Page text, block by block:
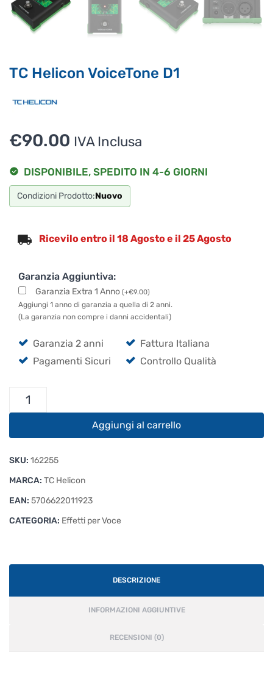
TC Helicon VoiceTone D1
€90.00 IVA Inclusa
DISPONIBILE, SPEDITO IN 4-6 GIORNI
Condizioni Prodotto:Nuovo
Ricevilo entro il 18 Agosto e il 25 Agosto
Garanzia Aggiuntiva:
Garanzia Extra 1 Anno (+€9.00)
Aggiungi 1 anno di garanzia a quella di 2 anni.
(La garanzia non compre i danni accidentali)
Garanzia 2 anni
Fattura Italiana
Pagamenti Sicuri
Controllo Qualità
D1
Aggiungi al carrello
SKU: 162255
MARCA: TC Helicon
EAN: 5706622011923
CATEGORIA: Effetti per Voce
DESCRIZIONE
INFORMAZIONI AGGIUNTIVE
RECENSIONI (0)